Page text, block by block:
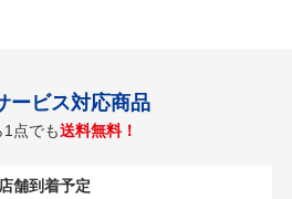
ービス対応商品
点でも送料無料！
店舗到着予定